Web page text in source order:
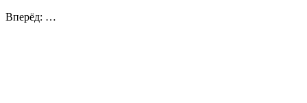
Вперёд: …